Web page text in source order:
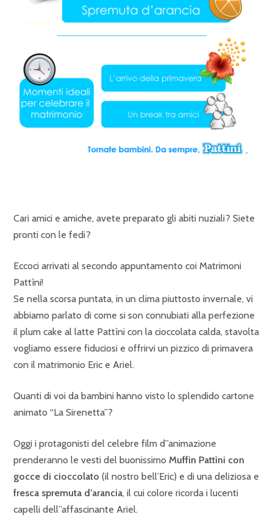
Cari amici e amiche, avete preparato gli abiti nuziali? Siete
pronti con le fedi?
Eccoci arrivati al secondo appuntamento coi Matrimoni
Pattìni!
Se nella scorsa puntata, in un clima piuttosto invernale, vi
abbiamo parlato di come si son connubiati alla perfezione
il plum cake al latte Pattìni con la cioccolata calda, stavolta
vogliamo essere fiduciosi e offrirvi un pizzico di primavera
con il matrimonio Eric e Ariel.
Quanti di voi da bambini hanno visto lo splendido cartone
animato “La Sirenetta”?
Oggi i protagonisti del celebre film d”animazione
prenderanno le vesti del buonissimo Muffin Pattìni con
gocce di cioccolato (il nostro bell’Eric) e di una deliziosa e
fresca spremuta d’arancia, il cui colore ricorda i lucenti
capelli dell”affascinante Ariel.